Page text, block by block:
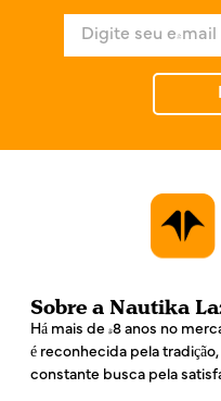
e
*
Sobre a Nautika
Há mais de 48 anos no
é reconhecida pela
constante busca pela